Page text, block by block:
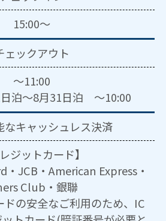
15:00～
ェックアウト
～11:00
泊～8月31日泊 ～10:00
なキャッシュレス決済
レジットカード】
・JCB・American Express・
Club・銀聯
の安全なご利用のため、IC